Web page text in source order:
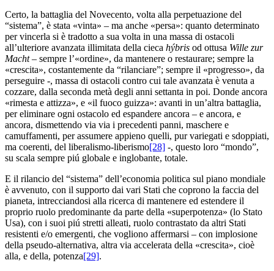
Certo, la battaglia del Novecento, volta alla perpetuazione del
“sistema”, è stata «vinta» – ma anche «persa»: quanto determinato
per vincerla si è tradotto a sua volta in una massa di ostacoli
all’ulteriore avanzata illimitata della cieca hýbris od ottusa Wille zur
Macht– sempre l’«ordine», da mantenere o restaurare; sempre la
«crescita», costantemente da “rilanciare”; sempre il «progresso», da
perseguire -, massa di ostacoli contro cui tale avanzata è venuta a
cozzare, dalla seconda metà degli anni settanta in poi. Donde ancora
«rimesta e attizza», e «il fuoco guizza»: avanti in un’altra battaglia,
per eliminare ogni ostacolo ed espandere ancora – e ancora, e
ancora, dismettendo via via i precedenti panni, maschere e
camuffamenti, per assumere appieno quelli, pur variegati e sdoppiati,
ma coerenti, del liberalismo-liberismo[28] -, questo loro “mondo”,
su scala sempre piú globale e inglobante, totale.
E il rilancio del “sistema” dell’economia politica sul piano mondiale
è avvenuto, con il supporto dai vari Stati che coprono la faccia del
pianeta, intrecciandosi alla ricerca di mantenere ed estendere il
proprio ruolo predominante da parte della «superpotenza» (lo Stato
Usa), con i suoi piú stretti alleati, ruolo contrastato da altri Stati
resistenti e/o emergenti, che vogliono affermarsi – con implosione
della pseudo-alternativa, altra via accelerata della «crescita», cioè
alla, e della, potenza[29].